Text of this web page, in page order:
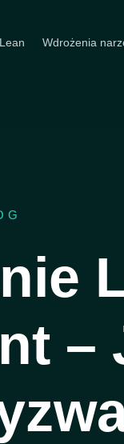
Wdrożenia
–